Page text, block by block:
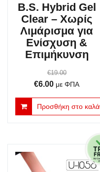
B.S. Hybrid Gel
Clear – Χωρίς
Λιμάρισμα για
Ενίσχυση &
Επιμήκυνση
€19.00
Original
price
was:
€6.00Η
τρέχουσα
τιμή
με ΦΠΑ
Προσθήκη στο